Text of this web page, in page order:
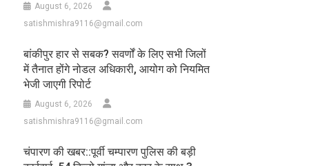
August 6, 2026
satishmishra9116@gmail.com
बांकीपुर हार से सबक? सवर्णों के लिए सभी जिलों
में तैनात होंगे नोडल अधिकारी, आयोग को नियमित
भेजी जाएगी रिपोर्ट
August 6, 2026
satishmishra9116@gmail.com
चंपारण की खबर::पूर्वी चम्पारण पुलिस की बड़ी